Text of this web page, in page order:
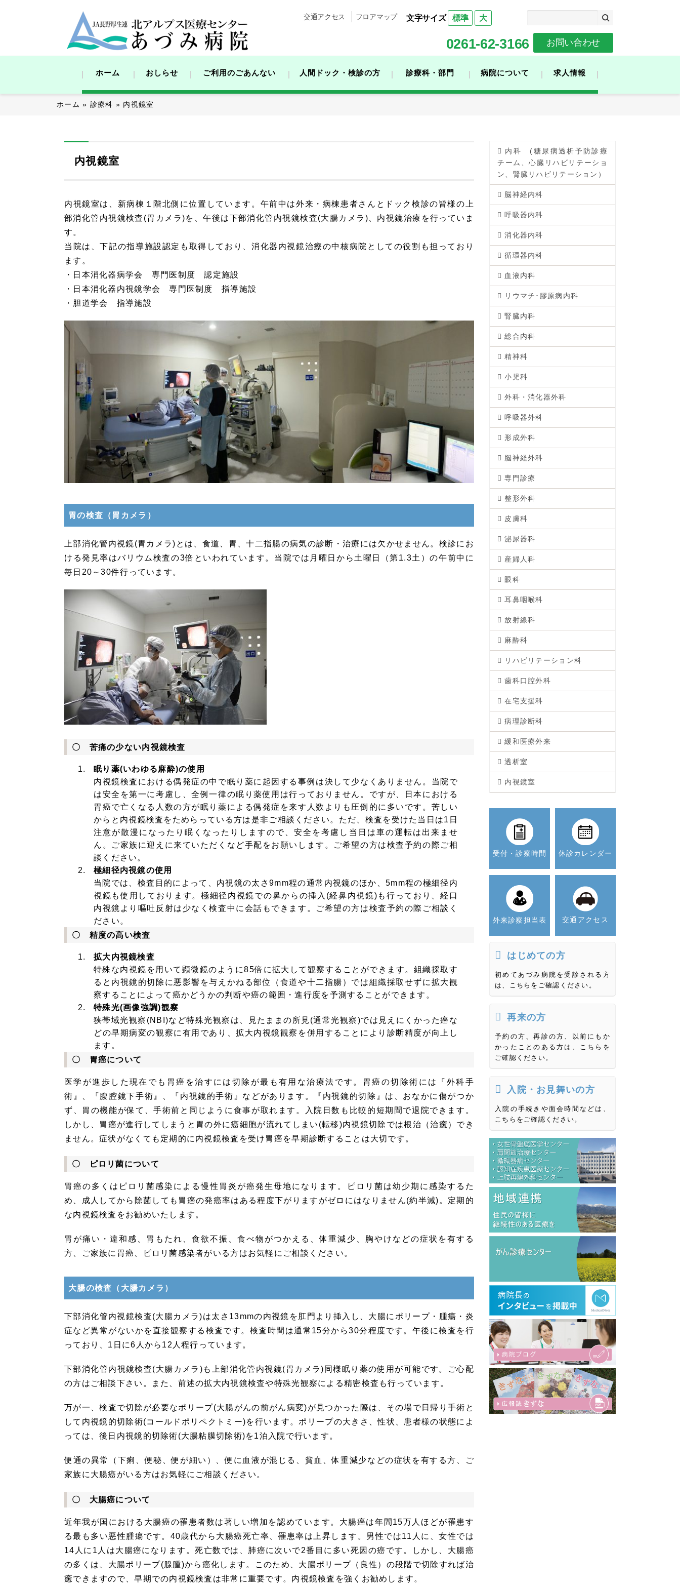
交通アクセス フロアマップ 標準 大
0261-62-3166 お問い合わせ
ホーム おしらせ ご利用のごあんない 人間ドック・検診の方 診療科・部門 病院について 求人情報
ホーム » 診療科 » 内視鏡室
内視鏡室
内視鏡室は、新病棟１階北側に位置しています。午前中は外来・病棟患者さんとドック検診の皆様の上
部消化管内視鏡検査(胃カメラ)を、午後は下部消化管内視鏡検査(大腸カメラ)、内視鏡治療を行っていま
す。
当院は、下記の指導施設認定も取得しており、消化器内視鏡治療の中核病院としての役割も担っており
ます。
・日本消化器病学会 専門医制度 認定施設
・日本消化器内視鏡学会 専門医制度 指導施設
・胆道学会 指導施設
胃の検査（胃カメラ）
上部消化管内視鏡(胃カメラ)とは、食道、胃、十二指腸の病気の診断・治療には欠かせません。検診にお
ける発見率はバリウム検査の3倍といわれています。当院では月曜日から土曜日（第1.3土）の午前中に
毎日20～30件行っています。
〇 苦痛の少ない内視鏡検査
眠り薬(いわゆる麻酔)の使用
内視鏡検査における偶発症の中で眠り薬に起因する事例は決して少なくありません。当院で
は安全を第一に考慮し、全例一律の眠り薬使用は行っておりません。ですが、日本における
胃癌で亡くなる人数の方が眠り薬による偶発症を来す人数よりも圧倒的に多いです。苦しい
からと内視鏡検査をためらっている方は是非ご相談ください。ただ、検査を受けた当日は1日
注意が散漫になったり眠くなったりしますので、安全を考慮し当日は車の運転は出来ませ
ん。ご家族に迎えに来ていただくなど手配をお願いします。ご希望の方は検査予約の際ご相
談ください。
極細径内視鏡の使用
当院では、検査目的によって、内視鏡の太さ9mm程の通常内視鏡のほか、5mm程の極細径内
視鏡も使用しております。極細径内視鏡での鼻からの挿入(経鼻内視鏡)も行っており、経口
内視鏡より嘔吐反射は少なく検査中に会話もできます。ご希望の方は検査予約の際ご相談く
ださい。
〇 精度の高い検査
拡大内視鏡検査
特殊な内視鏡を用いて顕微鏡のように85倍に拡大して観察することができます。組織採取す
ると内視鏡的切除に悪影響を与えかねる部位（食道や十二指腸）では組織採取せずに拡大観
察することによって癌かどうかの判断や癌の範囲・進行度を予測することができます。
特殊光(画像強調)観察
狭帯域光観察(NBI)など特殊光観察は、見たままの所見(通常光観察)では見えにくかった癌な
どの早期病変の観察に有用であり、拡大内視鏡観察を併用することにより診断精度が向上し
ます。
〇 胃癌について
医学が進歩した現在でも胃癌を治すには切除が最も有用な治療法です。胃癌の切除術には『外科手
術』、『腹腔鏡下手術』、『内視鏡的手術』などがあります。『内視鏡的切除』は、おなかに傷がつか
ず、胃の機能が保て、手術前と同じように食事が取れます。入院日数も比較的短期間で退院できます。
しかし、胃癌が進行してしまうと胃の外に癌細胞が流れてしまい(転移)内視鏡切除では根治（治癒）でき
ません。症状がなくても定期的に内視鏡検査を受け胃癌を早期診断することは大切です。
〇 ピロリ菌について
胃癌の多くはピロリ菌感染による慢性胃炎が癌発生母地になります。ピロリ菌は幼少期に感染するた
め、成人してから除菌しても胃癌の発癌率はある程度下がりますがゼロにはなりません(約半減)。定期的
な内視鏡検査をお勧めいたします。
胃が痛い・違和感、胃もたれ、食欲不振、食べ物がつかえる、体重減少、胸やけなどの症状を有する
方、ご家族に胃癌、ピロリ菌感染者がいる方はお気軽にご相談ください。
大腸の検査（大腸カメラ）
下部消化管内視鏡検査(大腸カメラ)は太さ13mmの内視鏡を肛門より挿入し、大腸にポリープ・腫瘍・炎
症など異常がないかを直接観察する検査です。検査時間は通常15分から30分程度です。午後に検査を行
っており、1日に6人から12人程行っています。
下部消化管内視鏡検査(大腸カメラ)も上部消化管内視鏡(胃カメラ)同様眠り薬の使用が可能です。ご心配
の方はご相談下さい。また、前述の拡大内視鏡検査や特殊光観察による精密検査も行っています。
万が一、検査で切除が必要なポリープ(大腸がんの前がん病変)が見つかった際は、その場で日帰り手術と
して内視鏡的切除術(コールドポリペクトミー)を行います。ポリープの大きさ、性状、患者様の状態によ
っては、後日内視鏡的切除術(大腸粘膜切除術)を1泊入院で行います。
便通の異常（下痢、便秘、便が細い）、便に血液が混じる、貧血、体重減少などの症状を有する方、ご
家族に大腸癌がいる方はお気軽にご相談ください。
〇 大腸癌について
近年我が国における大腸癌の罹患者数は著しい増加を認めています。大腸癌は年間15万人ほどが罹患す
る最も多い悪性腫瘍です。40歳代から大腸癌死亡率、罹患率は上昇します。男性では11人に、女性では
14人に1人は大腸癌になります。死亡数では、肺癌に次いで2番目に多い死因の癌です。しかし、大腸癌
の多くは、大腸ポリープ(腺腫)から癌化します。このため、大腸ポリープ（良性）の段階で切除すれば治
癒できますので、早期での内視鏡検査は非常に重要です。内視鏡検査を強くお勧めします。
内科 (糖尿病透析予防診療
チーム、心臓リハビリテーショ
ン、腎臓リハビリテーション）
脳神経内科
呼吸器内科
消化器内科
循環器内科
血液内科
リウマチ･膠原病内科
腎臓内科
総合内科
精神科
小児科
外科・消化器外科
呼吸器外科
形成外科
脳神経外科
専門診療
整形外科
皮膚科
泌尿器科
産婦人科
眼科
耳鼻咽喉科
放射線科
麻酔科
リハビリテーション科
歯科口腔外科
在宅支援科
病理診断科
緩和医療外来
透析室
内視鏡室
受付・診察時間 休診カレンダー
外来診察担当表 交通アクセス
はじめての方
初めてあづみ病院を受診される方
は、こちらをご確認ください。
再来の方
予約の方、再診の方、以前にもか
かったことのある方は、こちらを
ご確認ください。
入院・お見舞いの方
入院の手続きや面会時間などは、
こちらをご確認ください。